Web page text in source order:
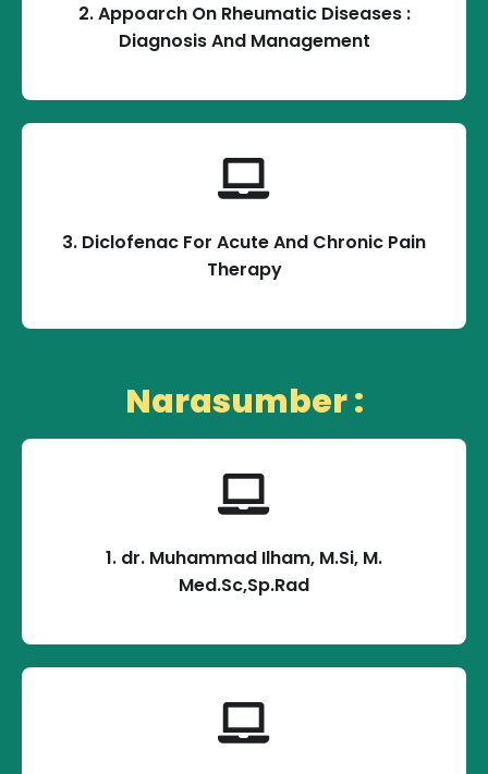
2. Appoarch On Rheumatic Diseases :
Diagnosis And Management
3. Diclofenac For Acute And Chronic Pain
Therapy
Narasumber :
1. dr. Muhammad Ilham, M.Si, M.
Med.Sc,Sp.Rad